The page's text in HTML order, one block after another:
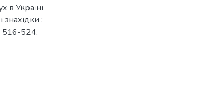
в Україні
:
516-524.